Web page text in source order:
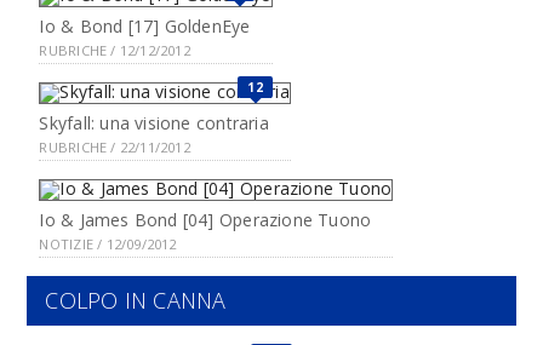
Io & Bond [17] GoldenEye
RUBRICHE / 12/12/2012
12
Skyfall: una visione contraria
RUBRICHE / 22/11/2012
Io & James Bond [04] Operazione Tuono
NOTIZIE / 12/09/2012
COLPO IN CANNA